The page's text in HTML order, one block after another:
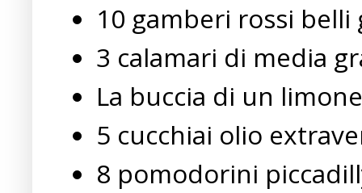
10 gamberi rossi
3 calamari di media
La buccia di un limone
5 cucchiai olio
8 pomodorini